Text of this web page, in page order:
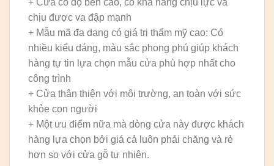
chịu được va đập mạnh
+ Mẫu mã đa dạng có giá trị thẩm mỹ cao: Có
nhiều kiểu dáng, màu sắc phong phú giúp khách
hàng tự tin lựa chọn mẫu cửa phù hợp nhất cho
công trình
+ Cửa thân thiện với môi trường, an toàn với sức
khỏe con người
+ Một ưu điểm nữa mà dòng cửa này được khách
hàng lựa chọn bởi giá cả luôn phải chăng và rẻ
hơn so với cửa gỗ tự nhiên.